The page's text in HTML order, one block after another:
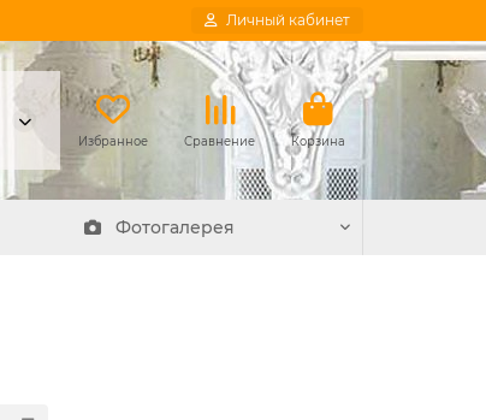
Личный кабинет
Избранное Сравнение Корзина
Фотогалерея